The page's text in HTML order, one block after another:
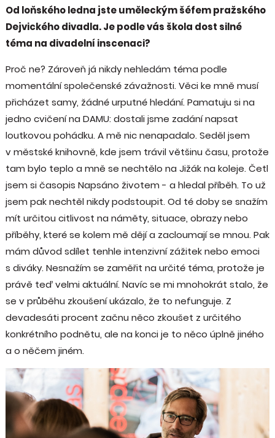
Od loňského ledna jste uměleckým šéfem pražského
Dejvického divadla. Je podle vás škola dost silné
téma na divadelní inscenaci?
Proč ne? Zároveň já nikdy nehledám téma podle
momentální společenské závažnosti. Věci ke mně musí
přicházet samy, žádné urputné hledání. Pamatuju si na
jedno cvičení na DAMU: dostali jsme zadání napsat
loutkovou pohádku. A mě nic nenapadalo. Seděl jsem
v městské knihovně, kde jsem trávil většinu času, protože
tam bylo teplo a mně se nechtělo na Jižák na koleje. Četl
jsem si časopis Napsáno životem - a hledal příběh. To už
jsem pak nechtěl nikdy podstoupit. Od té doby se snažím
mít určitou citlivost na náměty, situace, obrazy nebo
příběhy, které se kolem mě dějí a zacloumají se mnou. Pak
mám důvod sdílet tenhle intenzivní zážitek nebo emoci
s diváky. Nesnažím se zaměřit na určité téma, protože je
právě teď velmi aktuální. Navíc se mi mnohokrát stalo, že
se v průběhu zkoušení ukázalo, že to nefunguje. Z
devadesáti procent začnu něco zkoušet z určitého
konkrétního podnětu, ale na konci je to něco úplně jiného
a o něčem jiném.